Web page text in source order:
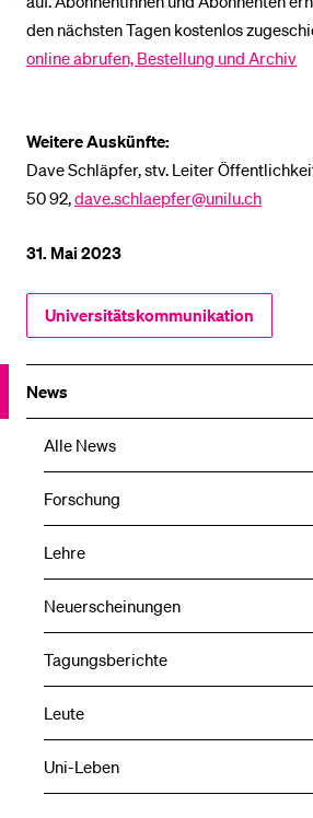
News
Alle News
Forschung
Lehre
Neuerscheinungen
Tagungsberichte
Leute
Uni-Leben
den nächsten Tagen kostenlos
online abrufen, Bestellung und Archiv
Weitere Auskünfte:
Dave Schläpfer, stv. Leiter
50 92,dave.schlaepfer@unilu.ch
31. Mai 2023
Universitätskommunikation